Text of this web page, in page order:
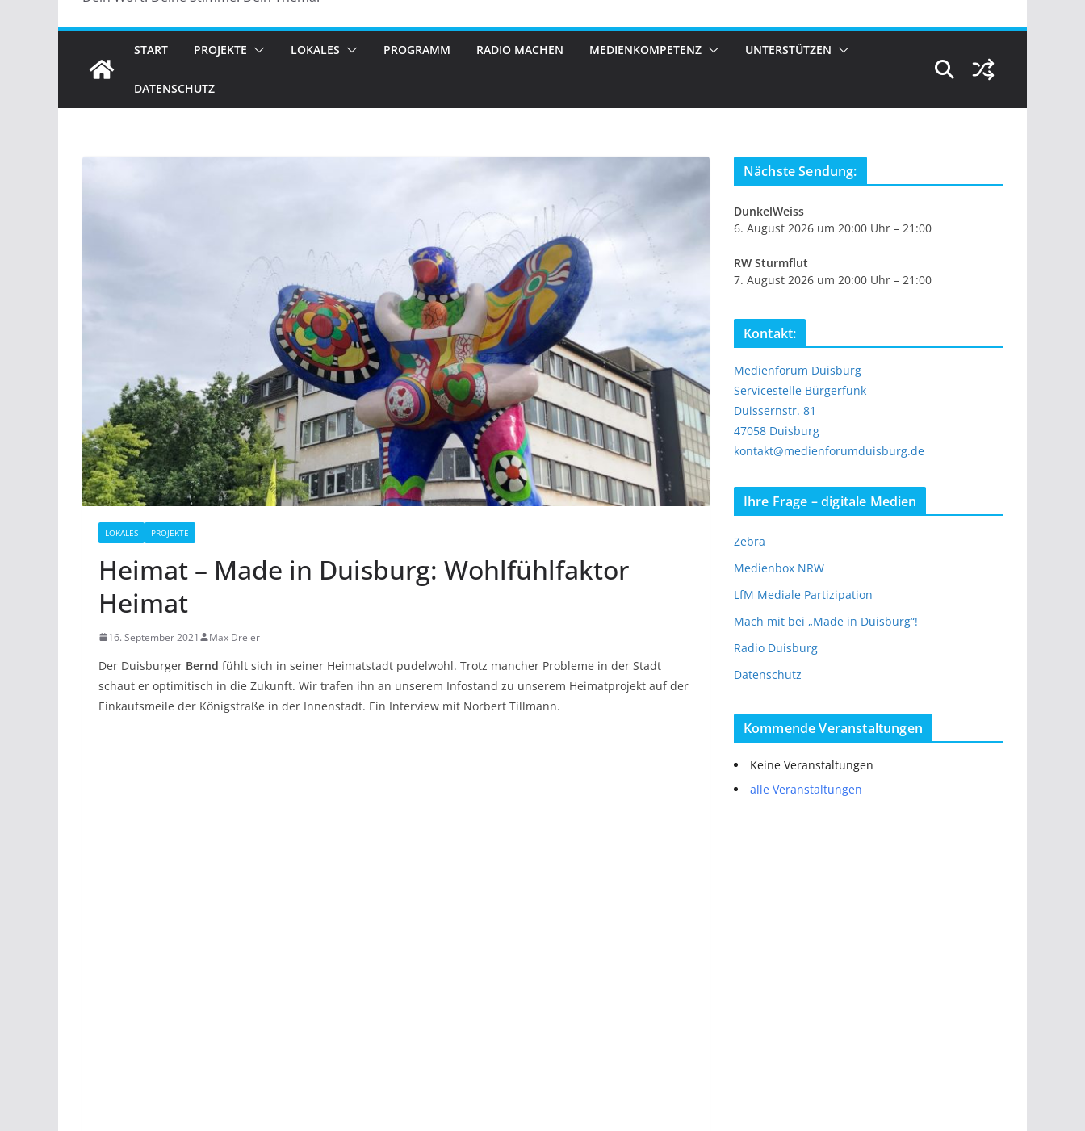
START PROJEKTE LOKALES PROGRAMM RADIO MACHEN MEDIENKOMPETENZ UNTERSTÜTZEN
DATENSCHUTZ
LOKALES PROJEKTE
Heimat – Made in Duisburg: Wohlfühlfaktor
Heimat
16. September 2021 Max Dreier
Der Duisburger Bernd fühlt sich in seiner Heimatstadt pudelwohl. Trotz mancher Probleme in der Stadt
schaut er optimitisch in die Zukunft. Wir trafen ihn an unserem Infostand zu unserem Heimatprojekt auf der
Einkaufsmeile der Königstraße in der Innenstadt. Ein Interview mit Norbert Tillmann.
Nächste Sendung:
DunkelWeiss
6. August 2026 um 20:00 Uhr – 21:00
RW Sturmflut
7. August 2026 um 20:00 Uhr – 21:00
Kontakt:
Medienforum Duisburg
Servicestelle Bürgerfunk
Duissernstr. 81
47058 Duisburg
kontakt@medienforumduisburg.de
Ihre Frage – digitale Medien
Zebra
Medienbox NRW
LfM Mediale Partizipation
Mach mit bei „Made in Duisburg“!
Radio Duisburg
Datenschutz
Kommende Veranstaltungen
Keine Veranstaltungen
alle Veranstaltungen